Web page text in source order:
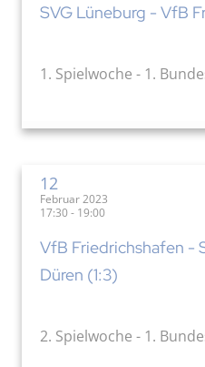
SVG Lüneburg - VfB
1. Spielwoche - 1.
12
Februar 2023
17:30 - 19:00
VfB Friedrichshafen -
Düren (1:3)
2. Spielwoche - 1.